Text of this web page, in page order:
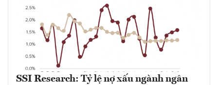
SSI Research: Tỷ lệ nợ xấu ngành ngân